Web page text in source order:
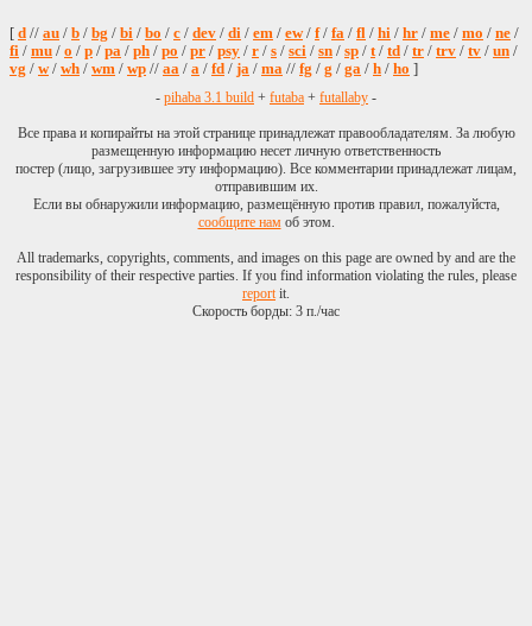
[ d // au / b / bg / bi / bo / c / dev / di / em / ew/ f/ fa / fl / hi / hr / me / mo / ne /
fi / mu / o / p / pa / ph / po / pr / psy / r / s / sci / sn / sp / t/ td / tr / trv / tv / un /
vg / w/ wh / wm / wp // aa / a / fd / ja / ma // fg / g / ga / h / ho ]
- pihaba 3.1 build + futaba + futallaby -
Все права и копирайты на этой странице принадлежат правообладателям. За любую
размещенную информацию несет личную ответственность
постер (лицо, загрузившее эту информацию). Все комментарии принадлежат лицам,
отправившим их.
Если вы обнаружили информацию, размещённую против правил, пожалуйста,
сообщите намоб этом.
All trademarks, copyrights, comments, and images on this page are owned by and are the
responsibility of their respective parties. If you find information violating the rules, please
reportit.
Скорость борды: 3 п./час